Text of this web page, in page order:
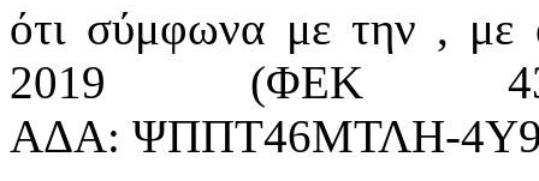
ότι σύμφωνα με την , με
2019 (ΦΕΚ 43/
ΑΔΑ: ΨΠΠΤ46ΜΤΛΗ-